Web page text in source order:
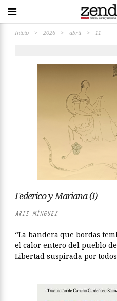
Inicio > 2026 > abril > 11
Federico y Mariana (I)
ARIS MÍNGUEZ
“La bandera que bordas
el calor entero del pueblo
Libertad suspirada por